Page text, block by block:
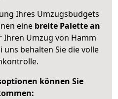
Ihres Umzugsbudgets
eine breite Palette an
Ihren Umzug von Hamm
uns behalten Sie die volle
können Sie